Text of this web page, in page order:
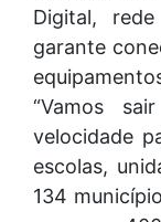
Digital,
garante
“Vamos
velocidade
escolas,
134